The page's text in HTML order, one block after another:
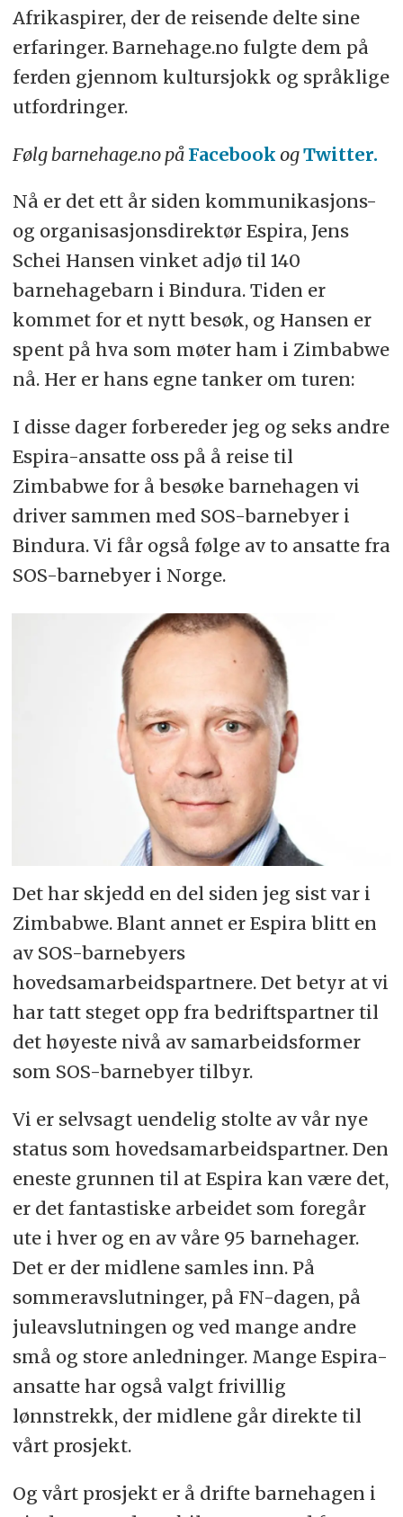
Afrikaspirer, der de reisende delte sine
erfaringer. Barnehage.no fulgte dem på
ferden gjennom kultursjokk og språklige
utfordringer.
Følg barnehage.no påFacebook ogTwitter.
Nå er det ett år siden kommunikasjons-
og organisasjonsdirektør Espira, Jens
Schei Hansen vinket adjø til 140
barnehagebarn i Bindura. Tiden er
kommet for et nytt besøk, og Hansen er
spent på hva som møter ham i Zimbabwe
nå. Her er hans egne tanker om turen:
I disse dager forbereder jeg og seks andre
Espira-ansatte oss på å reise til
Zimbabwe for å besøke barnehagen vi
driver sammen med SOS-barnebyer i
Bindura. Vi får også følge av to ansatte fra
SOS-barnebyer i Norge.
Det har skjedd en del siden jeg sist var i
Zimbabwe. Blant annet er Espira blitt en
av SOS-barnebyers
hovedsamarbeidspartnere. Det betyr at vi
har tatt steget opp fra bedriftspartner til
det høyeste nivå av samarbeidsformer
som SOS-barnebyer tilbyr.
Vi er selvsagt uendelig stolte av vår nye
status som hovedsamarbeidspartner. Den
eneste grunnen til at Espira kan være det,
er det fantastiske arbeidet som foregår
ute i hver og en av våre 95 barnehager.
Det er der midlene samles inn. På
sommeravslutninger, på FN-dagen, på
juleavslutningen og ved mange andre
små og store anledninger. Mange Espira-
ansatte har også valgt frivillig
lønnstrekk, der midlene går direkte til
vårt prosjekt.
Og vårt prosjekt er å drifte barnehagen i